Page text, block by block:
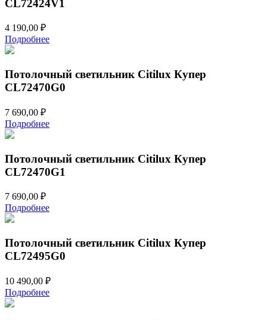
CL72424V1
4 190,00 ₽
Подробнее
Потолочный светильник Citilux Купер
CL72470G0
7 690,00 ₽
Подробнее
Потолочный светильник Citilux Купер
CL72470G1
7 690,00 ₽
Подробнее
Потолочный светильник Citilux Купер
CL72495G0
10 490,00 ₽
Подробнее